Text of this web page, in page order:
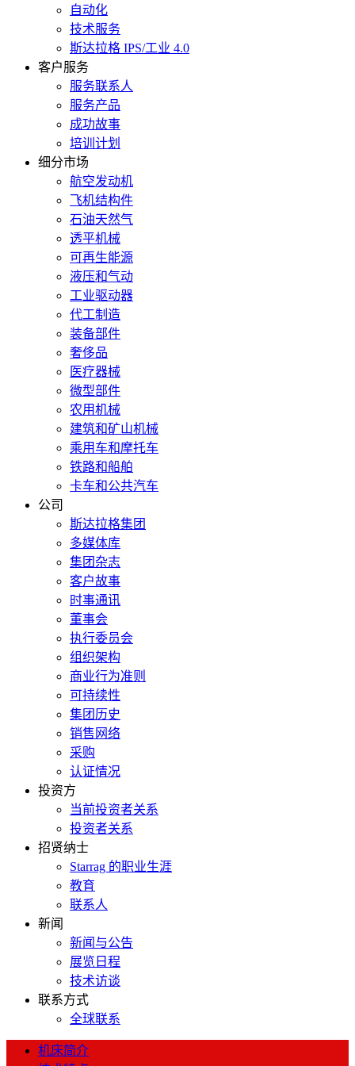
自动化
技术服务
斯达拉格 IPS/工业 4.0
客户服务
服务联系人
服务产品
成功故事
培训计划
细分市场
航空发动机
飞机结构件
石油天然气
透平机械
可再生能源
液压和气动
工业驱动器
代工制造
装备部件
奢侈品
医疗器械
微型部件
农用机械
建筑和矿山机械
乘用车和摩托车
铁路和船舶
卡车和公共汽车
公司
斯达拉格集团
多媒体库
集团杂志
客户故事
时事通讯
董事会
执行委员会
组织架构
商业行为准则
可持续性
集团历史
销售网络
采购
认证情况
投资方
当前投资者关系
投资者关系
招贤纳士
Starrag 的职业生涯
教育
联系人
新闻
新闻与公告
展览日程
技术访谈
联系方式
全球联系
机床简介